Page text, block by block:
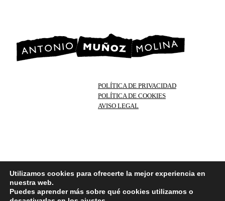
POLÍTICA DE PRIVACIDAD
POLÍTICA DE COOKIES
AVISO LEGAL
Utilizamos cookies para ofrecerte la mejor experiencia en
nuestra web.
Puedes aprender más sobre qué cookies utilizamos o